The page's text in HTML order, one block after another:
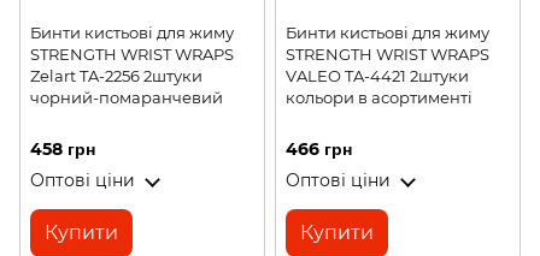
Бинти кистьові для жиму
STRENGTH WRIST WRAPS
Zelart TA-2256 2штуки
чорний-помаранчевий
458 грн
Оптові ціни
Купити
Бинти кистьові для жиму
STRENGTH WRIST WRAPS
VALEO TA-4421 2штуки
кольори в асортименті
466 грн
Оптові ціни
Купити